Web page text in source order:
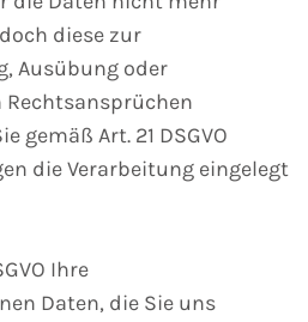
diese zur
Ausübung oder
gemäß Art. 21 DSGVO
die Verarbeitung eingelegt
Ihre
Daten, die Sie uns